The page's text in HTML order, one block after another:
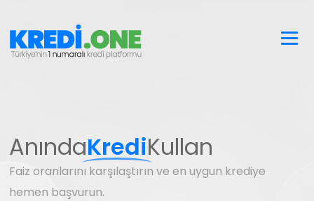
AnındaKrediKullan
Faiz oranlarını karşılaştırın ve en uygun krediye
hemen başvurun.